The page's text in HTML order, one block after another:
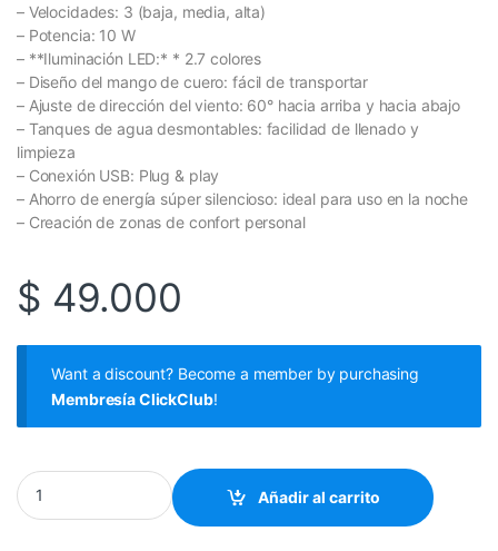
– Velocidades: 3 (baja, media, alta)
– Potencia: 10 W
– **Iluminación LED:* * 2.7 colores
– Diseño del mango de cuero: fácil de transportar
– Ajuste de dirección del viento: 60° hacia arriba y hacia abajo
– Tanques de agua desmontables: facilidad de llenado y
limpieza
– Conexión USB: Plug & play
– Ahorro de energía súper silencioso: ideal para uso en la noche
– Creación de zonas de confort personal
$ 49.000
Want a discount? Become a member by purchasing
Membresía ClickClub!
Ventilador portátil climatizador de aire frio escritorio cantidad
Añadir al carrito